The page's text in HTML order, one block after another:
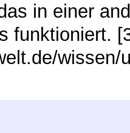
in einer
funktioniert.